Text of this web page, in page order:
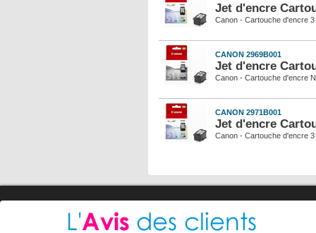
Jet d'encre
Canon - Cartouche d'encre
CANON 2969B001
Jet d'encre
Canon - Cartouche d'encre
CANON 2971B001
Jet d'encre
Canon - Cartouche d'encre